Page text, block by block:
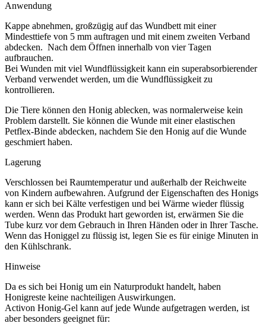
Anwendung
Kappe abnehmen, großzügig auf das Wundbett mit einer
Mindesttiefe von 5 mm auftragen und mit einem zweiten Verband
abdecken. Nach dem Öffnen innerhalb von vier Tagen
aufbrauchen.
Bei Wunden mit viel Wundflüssigkeit kann ein superabsorbierender
Verband verwendet werden, um die Wundflüssigkeit zu
kontrollieren.
Die Tiere können den Honig ablecken, was normalerweise kein
Problem darstellt. Sie können die Wunde mit einer elastischen
Petflex-Binde abdecken, nachdem Sie den Honig auf die Wunde
geschmiert haben.
Lagerung
Verschlossen bei Raumtemperatur und außerhalb der Reichweite
von Kindern aufbewahren. Aufgrund der Eigenschaften des Honigs
kann er sich bei Kälte verfestigen und bei Wärme wieder flüssig
werden. Wenn das Produkt hart geworden ist, erwärmen Sie die
Tube kurz vor dem Gebrauch in Ihren Händen oder in Ihrer Tasche.
Wenn das Honiggel zu flüssig ist, legen Sie es für einige Minuten in
den Kühlschrank.
Hinweise
Da es sich bei Honig um ein Naturprodukt handelt, haben
Honigreste keine nachteiligen Auswirkungen.
Activon Honig-Gel kann auf jede Wunde aufgetragen werden, ist
aber besonders geeignet für: